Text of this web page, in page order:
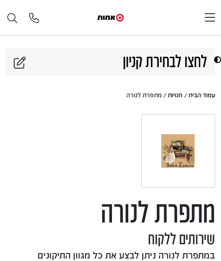
לחצו לבחירת קניון
עמוד הבית / חנויות / מתפרת לנורה
מתפרת לנורה
שירותים ללקוח
במתפרת לנורה ניתן לבצע את כל מגוון התיקונים